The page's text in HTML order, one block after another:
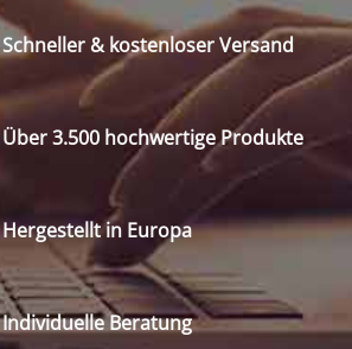
Schneller & kostenloser Versand
Über 3.500 hochwertige Produkte
Hergestellt in Europa
Individuelle Beratung